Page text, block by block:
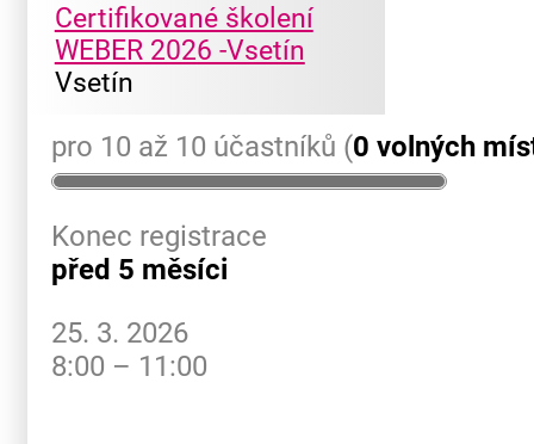
Certifikované školení
WEBER 2026 -Vsetín
Vsetín
pro 10 až 10 účastníků (0 volných
Konec registrace
před 5 měsíci
25. 3. 2026
8:00 – 11:00